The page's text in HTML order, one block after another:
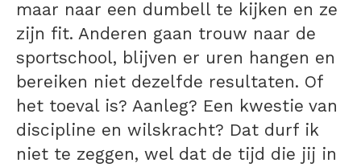
maar naar een dumbell te kijken en ze
zijn fit. Anderen gaan trouw naar de
sportschool, blijven er uren hangen en
bereiken niet dezelfde resultaten. Of
het toeval is? Aanleg? Een kwestie van
discipline en wilskracht? Dat durf ik
niet te zeggen, wel dat de tijd die jij in